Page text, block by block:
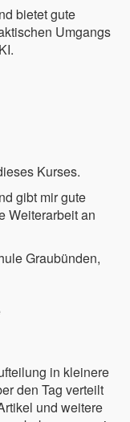
bietet gute
Umgangs
Kurses.
gibt mir gute
Weiterarbeit an
Graubünden,
in kleinere
den Tag verteilt
und weitere